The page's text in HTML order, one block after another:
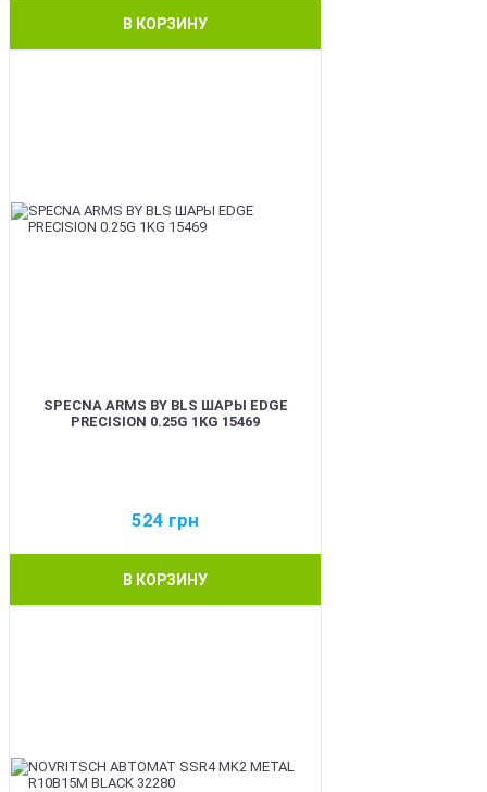
В КОРЗИНУ
SPECNA ARMS BY BLS ШАРЫ EDGE
PRECISION 0.25G 1KG 15469
524 грн
В КОРЗИНУ